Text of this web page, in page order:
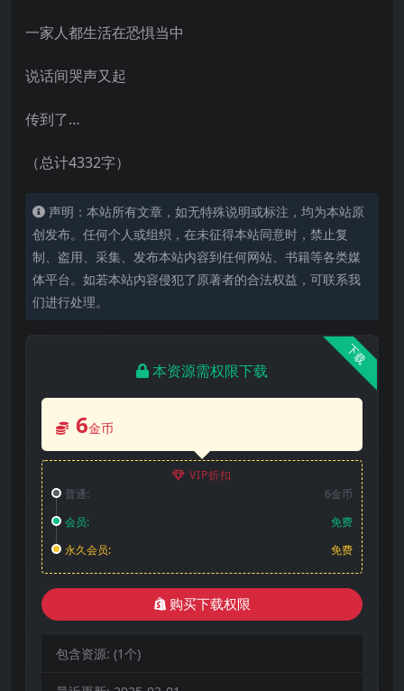
一家人都生活在恐惧当中
说话间哭声又起
传到了…
（总计4332字）
声明：本站所有文章，如无特殊说明或标注，均为本站原
创发布。任何个人或组织，在未征得本站同意时，禁止复
制、盗用、采集、发布本站内容到任何网站、书籍等各类媒
体平台。如若本站内容侵犯了原著者的合法权益，可联系我
们进行处理。
下载
本资源需权限下载
6金币
VIP折扣
普通:
6金币
会员:
免费
永久会员:
免费
购买下载权限
包含资源: (1个)